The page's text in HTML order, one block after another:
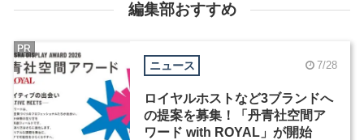
編集部おすすめ
ニュース 7/28
ロイヤルホストなど3ブランドへ
の提案を募集！「丹青社空間ア
ワード with ROYAL」が開始
PR